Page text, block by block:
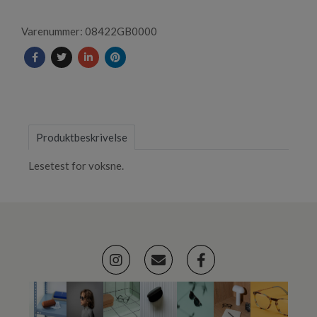
Varenummer: 08422GB0000
Produktbeskrivelse
Lesetest for voksne.